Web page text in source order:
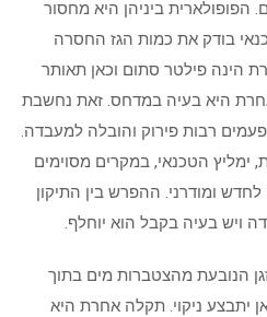
הפופולארית ביניהן היא מחסור
בודק את כמות הגז החסרה
הינה פילטר סתום וכאן תאותר
היא בעיה במדחס. זאת נחשבת
רבות פירוק והובלה למעבדה.
ימליץ הטכנאי, במקרים מסוימים
ומודרני. ההפרש בין התיקון
ויש בעיה בקבל הוא יוחלף.
הנובעת מהצטברות מים בתוך
יתבצע ניקוי. תקלה אחרת היא